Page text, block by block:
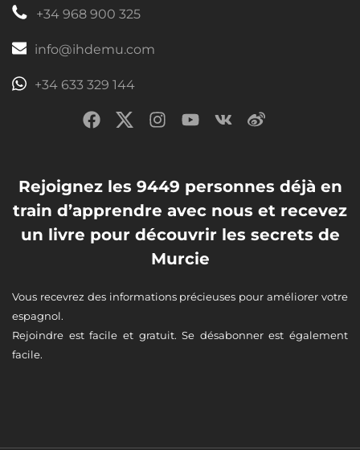
+34 968 900 325
info@ihdemu.com
+34 633 329 144
Rejoignez les 9449 personnes déjà en
train d’apprendre avec nous et recevez
un livre pour découvrir les secrets de
Murcie
Vous recevrez des informations précieuses pour améliorer votre
espagnol.
Rejoindre est facile et gratuit. Se désabonner est également
facile.